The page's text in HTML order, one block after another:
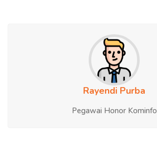
Rayendi Purba
Pegawai Honor Kominfo